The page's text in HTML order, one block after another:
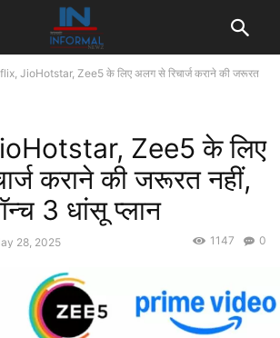
JioHotstar, Zee5 के लिए अलग से रिचार्ज कराने की जरूरत
Zee5 के लिए
कराने की जरूरत नहीं,
3 धांसू प्लान
28, 2025 0
1147